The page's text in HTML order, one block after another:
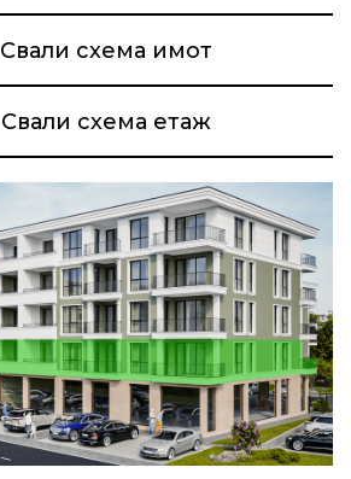
Свали схема имот
Свали схема етаж